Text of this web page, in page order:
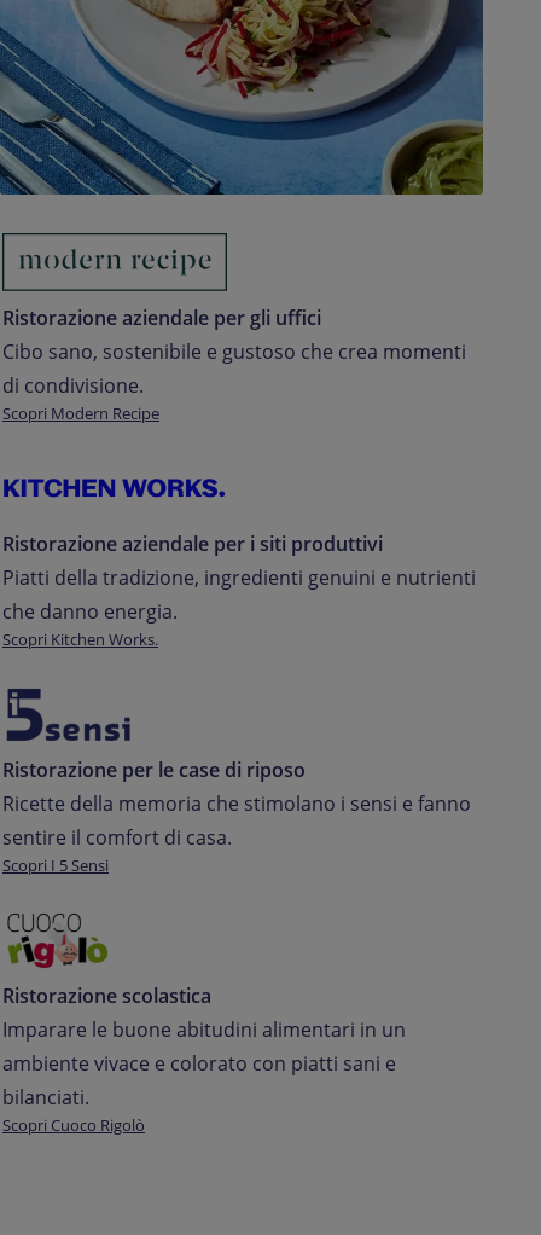
Ristorazione aziendale per gli uffici
Cibo sano, sostenibile e gustoso che crea momenti
di condivisione.
Scopri Modern Recipe
Ristorazione aziendale per i siti produttivi
Piatti della tradizione, ingredienti genuini e nutrienti
che danno energia.
Scopri Kitchen Works.
Ristorazione per le case di riposo
Ricette della memoria che stimolano i sensi e fanno
sentire il comfort di casa.
Scopri I 5 Sensi
Ristorazione scolastica
Imparare le buone abitudini alimentari in un
ambiente vivace e colorato con piatti sani e
bilanciati.
Scopri Cuoco Rigolò